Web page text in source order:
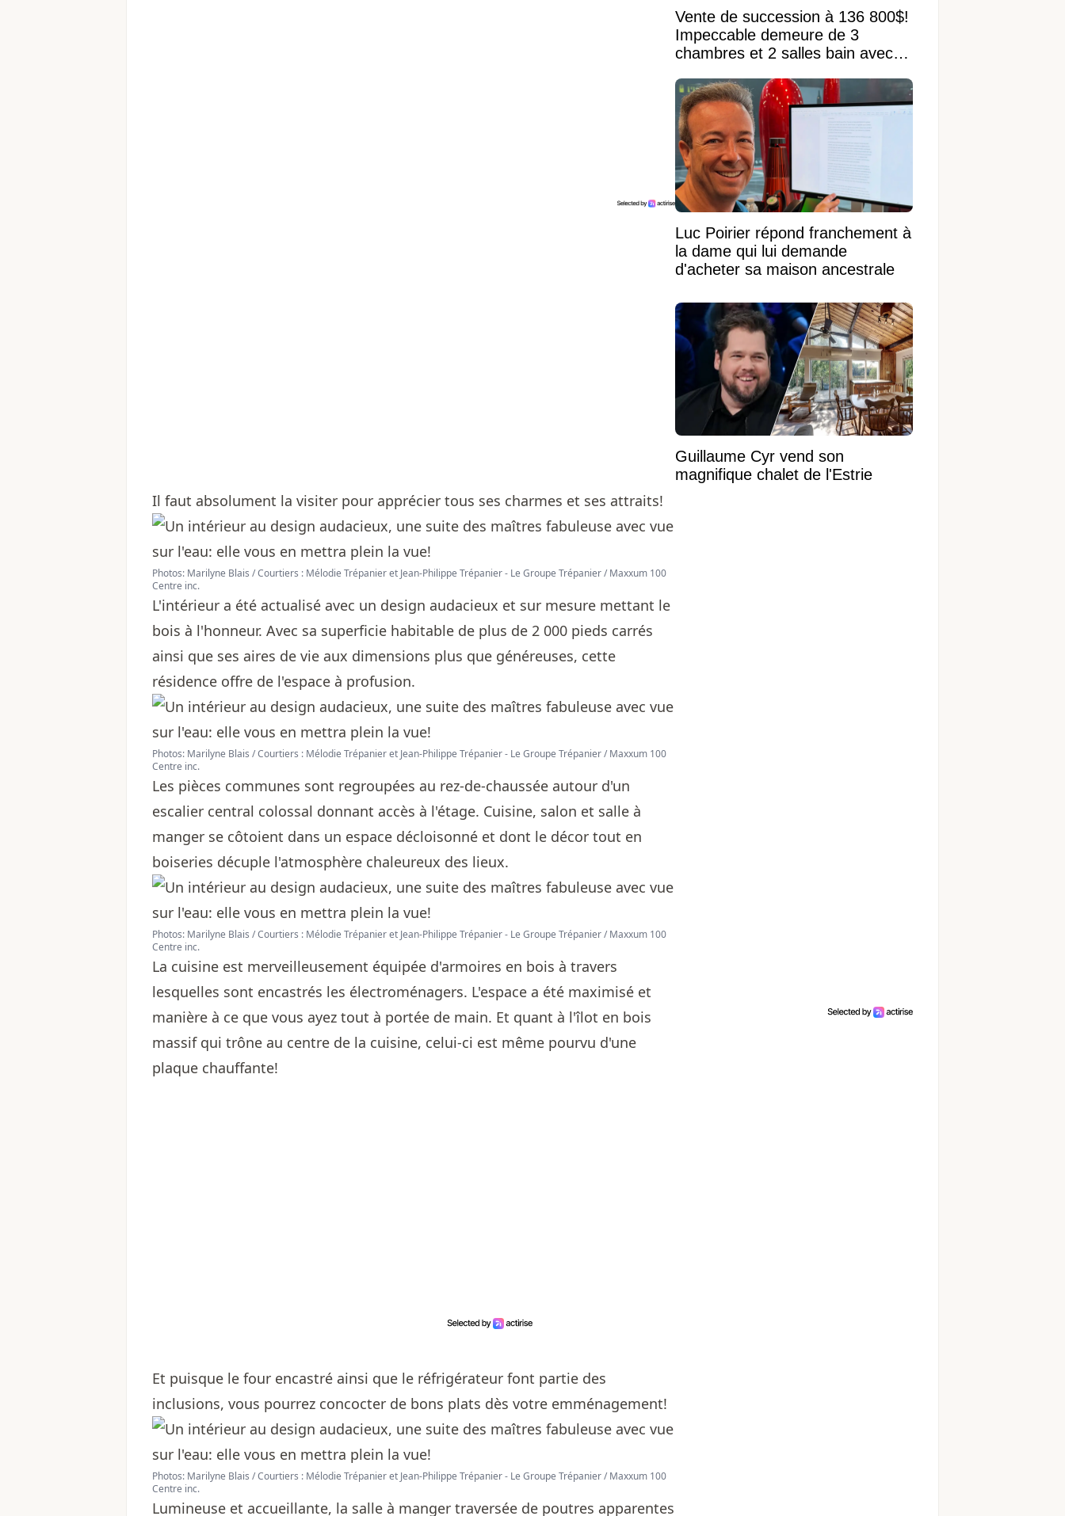
Il faut absolument la visiter pour apprécier tous ses charmes et ses attraits!
Photos: Marilyne Blais / Courtiers : Mélodie Trépanier et Jean-Philippe Trépanier - Le Groupe Trépanier / Maxxum 100
Centre inc.
L'intérieur a été actualisé avec un design audacieux et sur mesure mettant le
bois à l'honneur. Avec sa superficie habitable de plus de 2 000 pieds carrés
ainsi que ses aires de vie aux dimensions plus que généreuses, cette
résidence offre de l'espace à profusion.
Photos: Marilyne Blais / Courtiers : Mélodie Trépanier et Jean-Philippe Trépanier - Le Groupe Trépanier / Maxxum 100
Centre inc.
Les pièces communes sont regroupées au rez-de-chaussée autour d'un
escalier central colossal donnant accès à l'étage. Cuisine, salon et salle à
manger se côtoient dans un espace décloisonné et dont le décor tout en
boiseries décuple l'atmosphère chaleureux des lieux.
Photos: Marilyne Blais / Courtiers : Mélodie Trépanier et Jean-Philippe Trépanier - Le Groupe Trépanier / Maxxum 100
Centre inc.
La cuisine est merveilleusement équipée d'armoires en bois à travers
lesquelles sont encastrés les électroménagers. L'espace a été maximisé et
manière à ce que vous ayez tout à portée de main. Et quant à l'îlot en bois
massif qui trône au centre de la cuisine, celui-ci est même pourvu d'une
plaque chauffante!
Et puisque le four encastré ainsi que le réfrigérateur font partie des
inclusions, vous pourrez concocter de bons plats dès votre emménagement!
Photos: Marilyne Blais / Courtiers : Mélodie Trépanier et Jean-Philippe Trépanier - Le Groupe Trépanier / Maxxum 100
Centre inc.
Lumineuse et accueillante, la salle à manger traversée de poutres apparentes
Vente de succession à 136 800$!
Impeccable demeure de 3
chambres et 2 salles bain avec
Luc Poirier répond franchement à
la dame qui lui demande
d'acheter sa maison ancestrale
Guillaume Cyr vend son
magnifique chalet de l'Estrie